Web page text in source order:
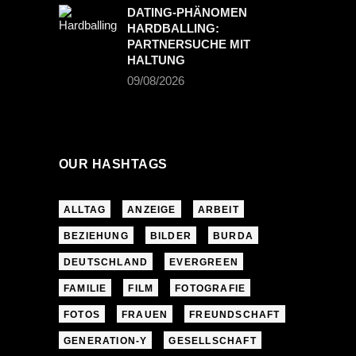
DATING-PHÄNOMEN
HARDBALLING:
PARTNERSUCHE MIT
HALTUNG
09/08/2026
OUR HASHTAGS
ALLTAG ANZEIGE ARBEIT
BEZIEHUNG BILDER BURDA
DEUTSCHLAND EVERGREEN
FAMILIE FILM FOTOGRAFIE
FOTOS FRAUEN FREUNDSCHAFT
GENERATION-Y GESELLSCHAFT